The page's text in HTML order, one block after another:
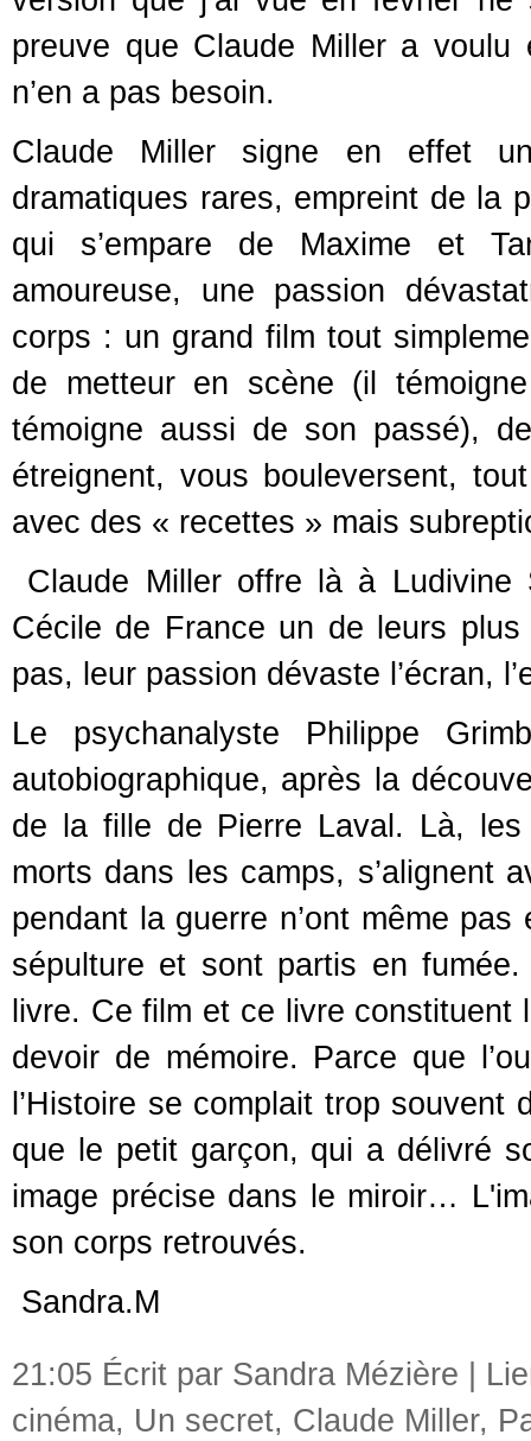
preuve que Claude Miller a voulu
n’en a pas besoin.
Claude Miller signe en effet
dramatiques rares, empreint de la
qui s’empare de Maxime et
amoureuse, une passion
corps : un grand film tout
de metteur en scène (il
témoigne aussi de son passé),
étreignent, vous bouleversent,
avec des « recettes » mais
Claude Miller offre là à Ludivine
Cécile de France un de leurs
pas, leur passion dévaste l’écran,
Le psychanalyste Philippe
autobiographique, après la
de la fille de Pierre Laval. Là, les
morts dans les camps, s’alignent
pendant la guerre n’ont même
sépulture et sont partis en
livre. Ce film et ce livre
devoir de mémoire. Parce que
l’Histoire se complait trop
que le petit garçon, qui a délivré
image précise dans le miroir…
son corps retrouvés.
Sandra.M
21:05 Écrit par Sandra Mézière |
cinéma, Un secret, Claude Miller,